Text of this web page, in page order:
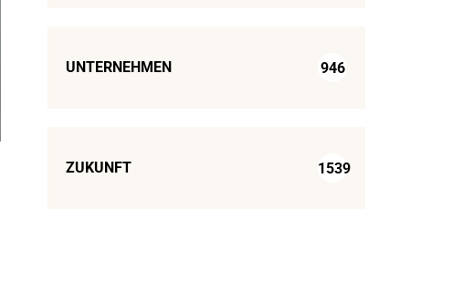
UNTERNEHMEN 946
ZUKUNFT 1539